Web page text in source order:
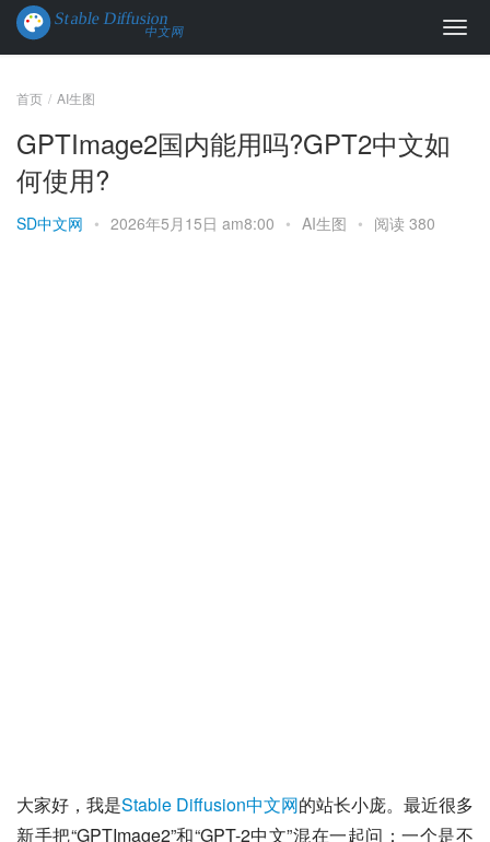
首页 AI生图
GPTImage2国内能用吗?GPT2中文如
何使用?
SD中文网 • 2026年5月15日 am8:00 • AI生图 • 阅读 380
大家好，我是Stable Diffusion中文网的站长小庞。最近很多
新手把“GPTImage2”和“GPT-2中文”混在一起问：一个是不